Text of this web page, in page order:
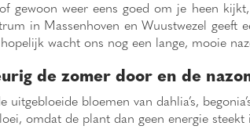
gewoon weer eens goed om je heen
in Massenhoven en Wuustwezel
wacht ons nog een lange, mooie
de zomer door en de
uitgebloeide bloemen van dahlia’s,
omdat de plant dan geen energie